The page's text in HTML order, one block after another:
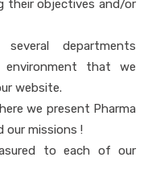
their objectives and/or
departments
environment that we
website.
we present Pharma
our missions !
to each of our